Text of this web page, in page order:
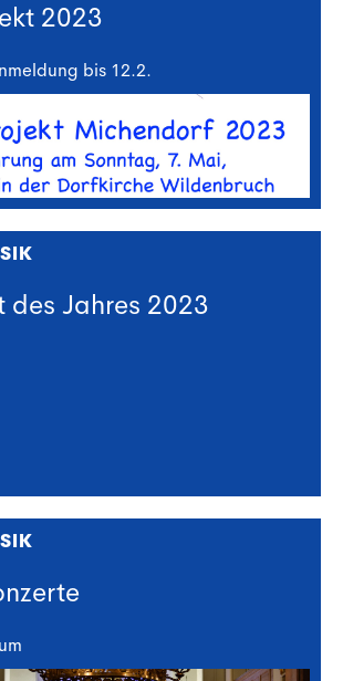
2023
bis 12.2.
des Jahres 2023